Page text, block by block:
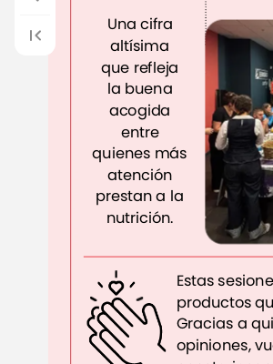
Una cifra
altísima
que refleja
la buena
acogida
entre
quienes más
atención
prestana la
nutrición.
Estas
productos
Gracias a
opiniones,